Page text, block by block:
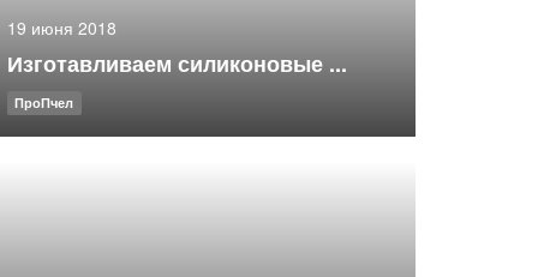
19 июня 2018
Изготавливаем силиконовые ...
ПроПчел